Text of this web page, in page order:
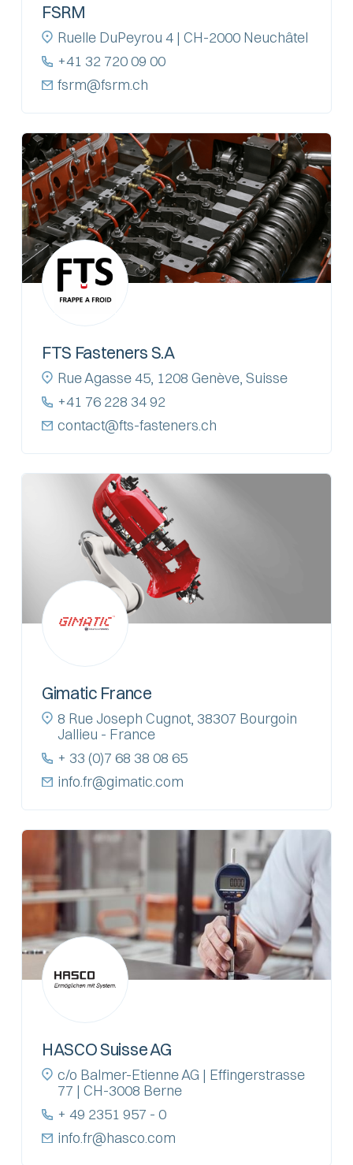
FSRM
Ruelle DuPeyrou 4 | CH-2000 Neuchâtel
+41 32 720 09 00
fsrm@fsrm.ch
FTS Fasteners S.A
Rue Agasse 45, 1208 Genève, Suisse
+41 76 228 34 92
contact@fts-fasteners.ch
Gimatic France
8 Rue Joseph Cugnot, 38307 Bourgoin
Jallieu - France
+ 33 (0)7 68 38 08 65
info.fr@gimatic.com
HASCO Suisse AG
c/o Balmer-Etienne AG | Effingerstrasse
77 | CH-3008 Berne
+ 49 2351 957 - 0
info.fr@hasco.com